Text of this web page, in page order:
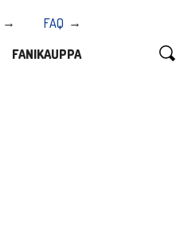
FAQ
FANIKAUPPA